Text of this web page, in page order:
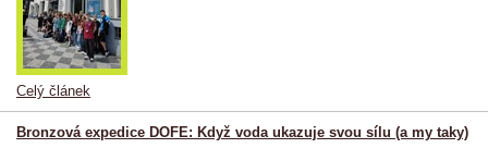
Celý článek
Bronzová expedice DOFE: Když voda ukazuje svou sílu (a my taky)